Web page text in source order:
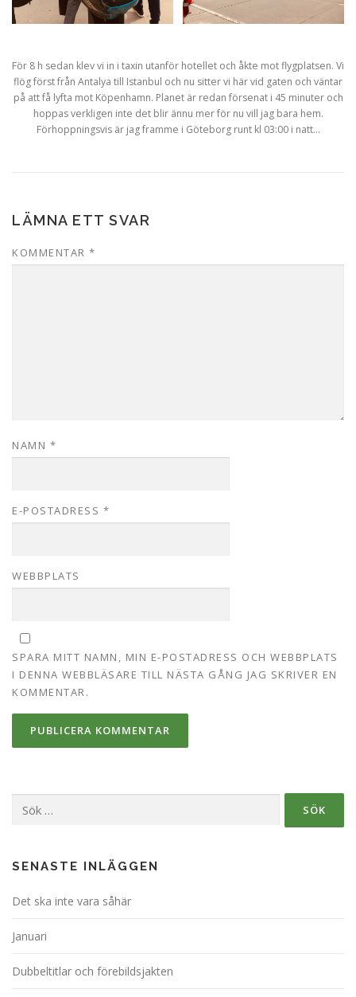
För 8 h sedan klev vi in i taxin utanför hotellet och åkte mot flygplatsen. Vi
flög först från Antalya till Istanbul och nu sitter vi här vid gaten och väntar
på att få lyfta mot Köpenhamn. Planet är redan försenat i 45 minuter och
hoppas verkligen inte det blir ännu mer för nu vill jag bara hem.
Förhoppningsvis är jag framme i Göteborg runt kl 03:00 i natt…
LÄMNA ETT SVAR
KOMMENTAR *
NAMN *
E-POSTADRESS *
WEBBPLATS
SPARA MITT NAMN, MIN E-POSTADRESS OCH WEBBPLATS
I DENNA WEBBLÄSARE TILL NÄSTA GÅNG JAG SKRIVER EN
KOMMENTAR.
efter:
SENASTE INLÄGGEN
Det ska inte vara såhär
Januari
Dubbeltitlar och förebildsjakten